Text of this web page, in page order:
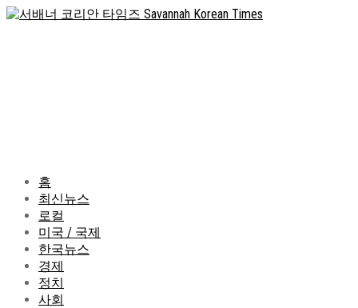
홈
최신뉴스
로컬
미국 / 국제
한국뉴스
경제
정치
사회